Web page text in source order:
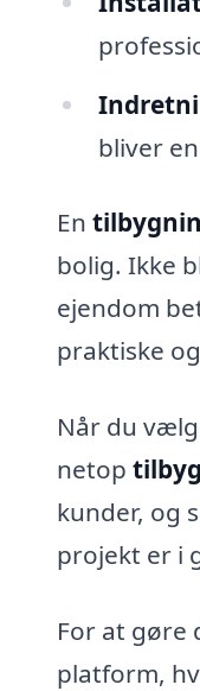
bliver
En
bolig. Ikke
ejendom
praktiske
Når du
netop
kunder, og
projekt er i
For at gøre
platform,